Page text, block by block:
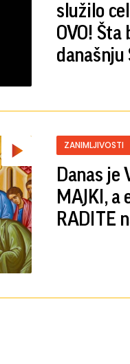
služilo
OVO!
današnju
ZANIMLJIVOSTI
Danas je
MAJKI, a
RADITE